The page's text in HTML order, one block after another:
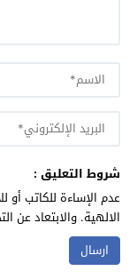
شروط التعليق :
عدم الإساءة للكاتب أو
الالهية. والابتعاد عن